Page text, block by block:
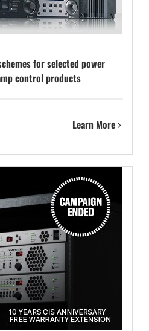
for selected power
control products
Learn More